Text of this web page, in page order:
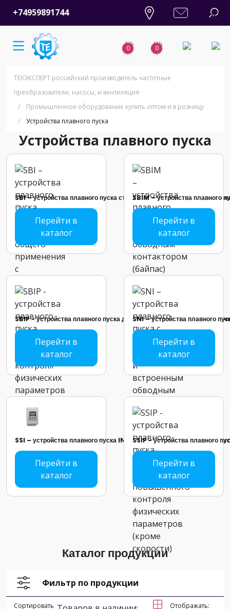
+74959891744
0 0
ТЕХЭКСПЕРТ российский производитель частотные
преобразователи, насосы, и вентиляция
/
Промышленное оборудование купить оптом и в розницу
/
Устройства плавного пуска
Устройства плавного пуска
SBI – устройства плавного пуска стандартная серия общего
Перейти в
каталог
SBIM – устройства плавного
Перейти в
каталог
SBIP - устройства плавного пуска для повышенного контроля
Перейти в
каталог
SNI – устройства плавного
Перейти в
каталог
SSI – устройства плавного пуска INSTART стандартная серия
Перейти в
каталог
SSIP - устройства плавного
Перейти в
каталог
Каталог продукции
Фильтр по продукции
Сортировать
Отображать: